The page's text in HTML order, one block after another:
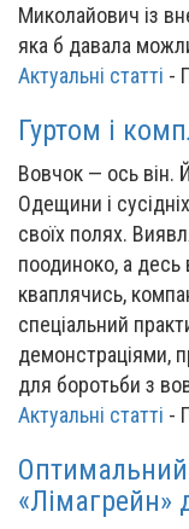
Миколайович із
яка б давала
Актуальні статті -
Гуртом і
Вовчок — ось він.
Одещини і
своїх полях.
поодиноко, а
кваплячись,
спеціальний
демонстраціями,
для боротьби з
Актуальні статті -
Оптимальний
«Лімагрейн»